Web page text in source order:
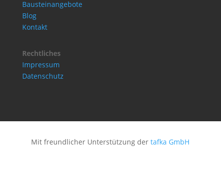
Bausteinangebote
Blog
Kontakt
Rechtliches
Impressum
Datenschutz
Mit freundlicher Unterstützung dertafka GmbH